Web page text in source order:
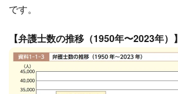
です。
【弁護士数の推移（1950年〜2023年）】